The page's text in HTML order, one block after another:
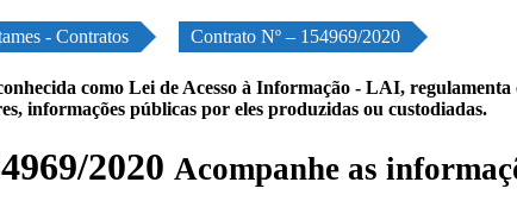
- Contratos Contrato Nº – 154969/2020
como Lei de Acesso à Informação - LAI,
informações públicas por eles produzidas ou custodiadas.
2020 Acompanhe as